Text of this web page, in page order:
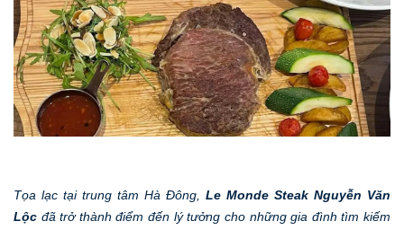
Tọa lạc tại trung tâm Hà Đông, Le Monde Steak Nguyễn Văn
Lộc đã trở thành điểm đến lý tưởng cho những gia đình tìm kiếm